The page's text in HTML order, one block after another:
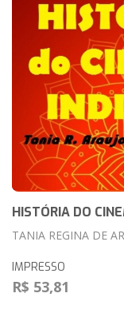
HISTÓRIA DO
TANIA REGINA DE
IMPRESSO
R$ 53,81